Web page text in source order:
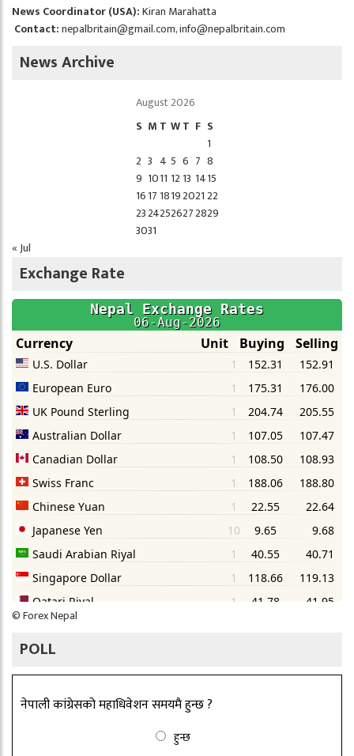
News Coordinator (USA):Kiran Marahatta
Contact:nepalbritain@gmail.com,info@nepalbritain.com
News Archive
August 2026
S M T WT F S
1
2 3 4 5 6 7 8
9 1011 12 13 1415
1617 1819202122
23242526272829
3031
« Jul
Exchange Rate
©Forex Nepal
POLL
नेपाली कांग्रेसको महाधिवेशन समयमै हुन्छ ?
हुन्छ